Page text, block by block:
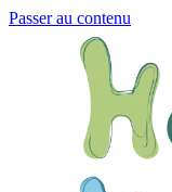
Passer au contenu